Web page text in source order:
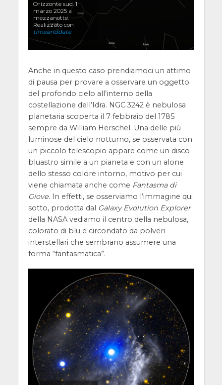
Orizzonte sud. 1
marzo 2025 a
mezzanotte.
Realizzato con
timeanddate
Anche in questo caso prendiamoci un attimo
di pausa per provare a osservare un oggetto
del profondo cielo all’interno della
costellazione dell’Idra. NGC 3242 è nebulosa
planetaria scoperta il 7 febbraio del 1785
sempre da William Herschel. Una delle più
luminose del cielo notturno, se osservata con
un piccolo telescopio appare come un disco
bluastro simile a un pianeta e con un alone
dello stesso colore intorno, motivo per cui
viene chiamata anche come Fantasma di
Giove. In effetti, se osserviamo l’immagine qui
sotto, prodotta dal Galaxy Evolution Explorer
della NASA vediamo il centro della nebulosa,
colorato di blu e circondato da polveri
interstellari che sembrano assumere una
forma “fantasmatica”.